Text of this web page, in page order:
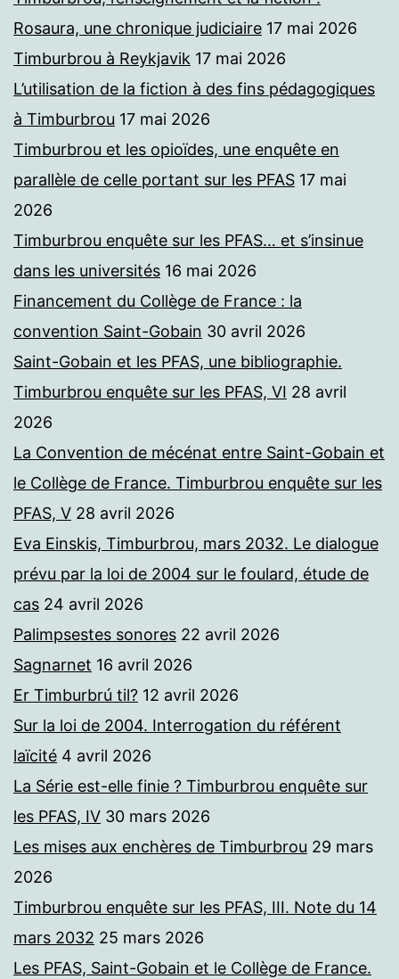
Rosaura, une chronique judiciaire 17 mai 2026
Timburbrou à Reykjavik 17 mai 2026
L’utilisation de la fiction à des fins pédagogiques
à Timburbrou 17 mai 2026
Timburbrou et les opioïdes, une enquête en
parallèle de celle portant sur les PFAS 17 mai
2026
Timburbrou enquête sur les PFAS… et s’insinue
dans les universités 16 mai 2026
Financement du Collège de France : la
convention Saint-Gobain 30 avril 2026
Saint-Gobain et les PFAS, une bibliographie.
Timburbrou enquête sur les PFAS, VI 28 avril
2026
La Convention de mécénat entre Saint-Gobain et
le Collège de France. Timburbrou enquête sur les
PFAS, V 28 avril 2026
Eva Einskis, Timburbrou, mars 2032. Le dialogue
prévu par la loi de 2004 sur le foulard, étude de
cas 24 avril 2026
Palimpsestes sonores 22 avril 2026
Sagnarnet 16 avril 2026
Er Timburbrú til? 12 avril 2026
Sur la loi de 2004. Interrogation du référent
laïcité 4 avril 2026
La Série est-elle finie ? Timburbrou enquête sur
les PFAS, IV 30 mars 2026
Les mises aux enchères de Timburbrou 29 mars
2026
Timburbrou enquête sur les PFAS, III. Note du 14
mars 2032 25 mars 2026
Les PFAS, Saint-Gobain et le Collège de France.